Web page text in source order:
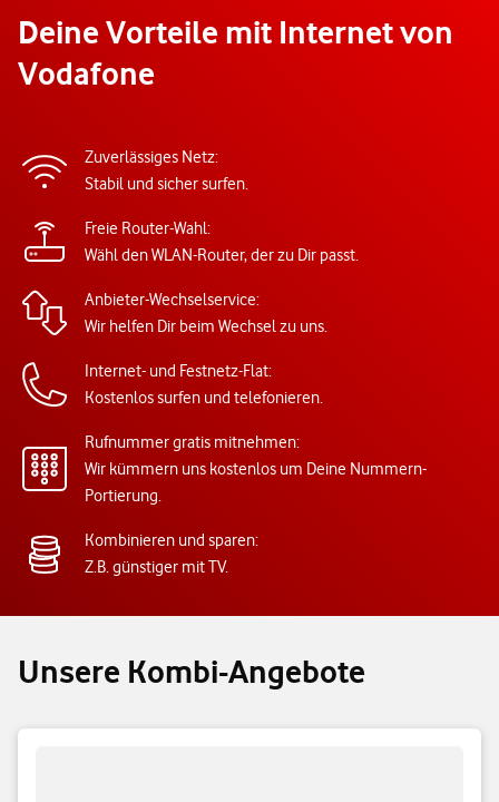
Deine Vorteile mit Internet von
Vodafone
Zuverlässiges Netz:
Stabil und sicher surfen.
Freie Router-Wahl:
Wähl den WLAN-Router, der zu Dir passt.
Anbieter-Wechselservice:
Wir helfen Dir beim Wechsel zu uns.
Internet- und Festnetz-Flat:
Kostenlos surfen und telefonieren.
Rufnummer gratis mitnehmen:
Wir kümmern uns kostenlos um Deine Nummern-
Portierung.
Kombinieren und sparen:
Z.B. günstiger mit TV.
Unsere Kombi-Angebote